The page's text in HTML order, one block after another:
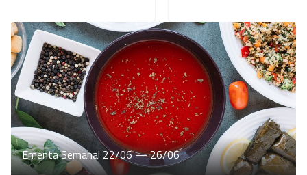
Ementa Semanal 22/06 — 26/06